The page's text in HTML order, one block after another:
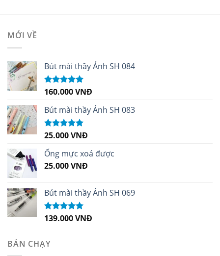
MỚI VỀ
Bút mài thầy Ánh SH 084
Được xếp
sao
160.000VNĐ
Bút mài thầy Ánh SH 083
Được xếp
sao
25.000VNĐ
Ống mực xoá được
25.000VNĐ
Bút mài thầy Ánh SH 069
Được xếp
139.000VNĐ
BÁN CHẠY